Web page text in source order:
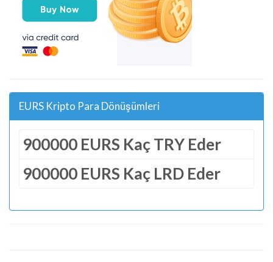
EURS Kripto Para Dönüşümleri
900000 EURS Kaç TRY Eder
900000 EURS Kaç LRD Eder